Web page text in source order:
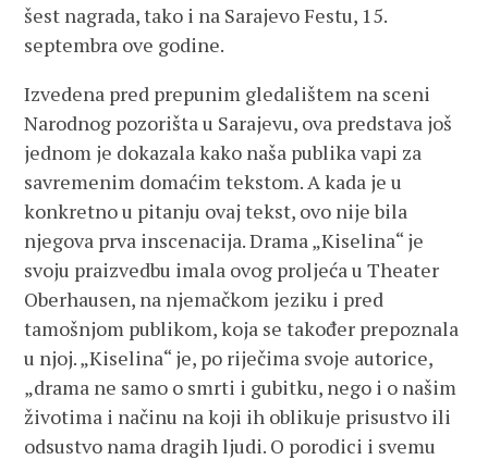
šest nagrada, tako i na Sarajevo Festu, 15.
septembra ove godine.
Izvedena pred prepunim gledalištem na sceni
Narodnog pozorišta u Sarajevu, ova predstava još
jednom je dokazala kako naša publika vapi za
savremenim domaćim tekstom. A kada je u
konkretno u pitanju ovaj tekst, ovo nije bila
njegova prva inscenacija. Drama „Kiselina“ je
svoju praizvedbu imala ovog proljeća u Theater
Oberhausen, na njemačkom jeziku i pred
tamošnjom publikom, koja se također prepoznala
u njoj. „Kiselina“ je, po riječima svoje autorice,
„drama ne samo o smrti i gubitku, nego i o našim
životima i načinu na koji ih oblikuje prisustvo ili
odsustvo nama dragih ljudi. O porodici i svemu